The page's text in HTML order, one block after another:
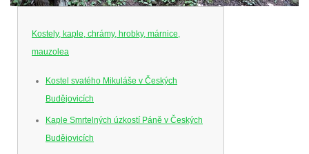
Kostely, kaple, chrámy, hrobky, márnice,
mauzolea
Kostel svatého Mikuláše v Českých
Budějovicích
Kaple Smrtelných úzkostí Páně v Českých
Budějovicích